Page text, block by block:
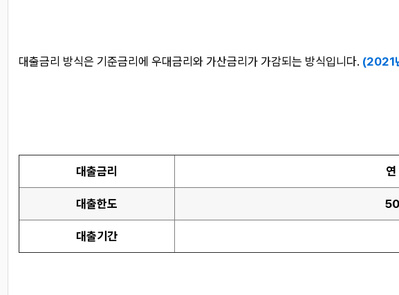
대출금리 방식은 기준금리에 우대금리와 가산금리가 가감되는 방식입니다. (2021
대출금리
대출한도
대출기간